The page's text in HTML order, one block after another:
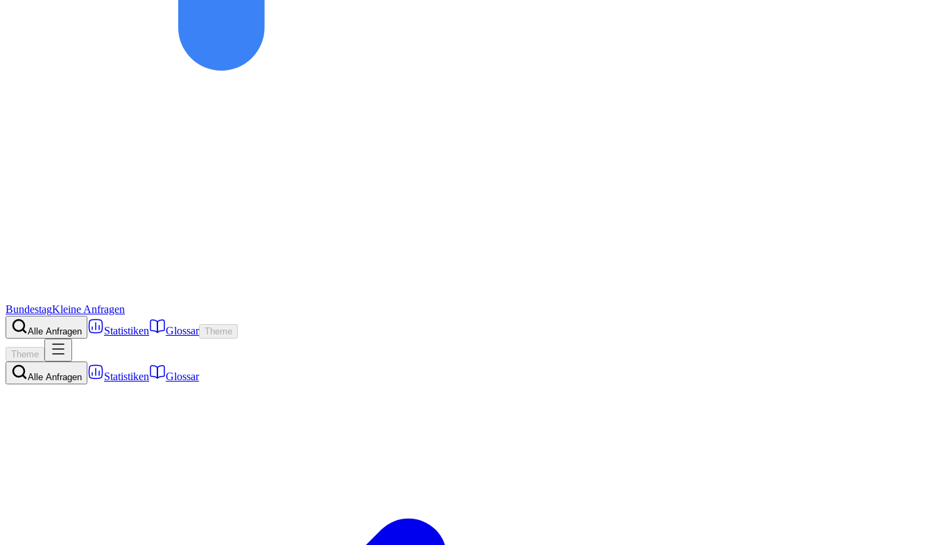
BundestagKleine Anfragen
Alle Anfragen Statistiken Glossar Theme
Theme
Alle Anfragen Statistiken Glossar